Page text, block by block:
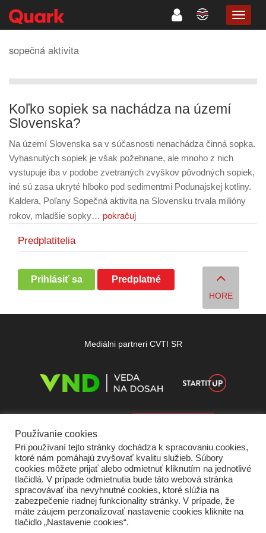
sopečná aktivita
Koľko sopiek sa nachádza na území
Slovenska?
Na území Slovenska sa v súčasnosti nenachádza činná sopka.
Vyhasnutých sopiek je však požehnane, ale mnoho z nich
vystupuje iba v podobe zvetraných zvyškov pôvodných sopiek,
iné sú zasa ukryté hlboko pod sedimentmi Podunajskej kotliny.
Kaldera, Poľany Sopečná aktivita na Slovensku trvala milióny
rokov, mladšie sopky… pokračuj
Predplatitelia
Prihlásiť sa Predplatné
HORE
Mediálni partneri CVTI SR
Domov O nás Kontakt Vydavateľ
Používanie cookies
Pri používaní tejto stránky dochádza k spracovaniu cookies,
ktoré nám pomáhajú zvyšovať kvalitu služieb. Súbory
cookies môžete prijať alebo odmietnuť kliknutím na jednotlivé
tlačidlá. V prípade odmietnutia bude táto webová stránka
spracovávať iba nevyhnutné cookies, ktoré slúžia na
zabezpečenie riadnej funkcionality stránky. V prípade, že
máte záujem perzonalizovať nastavenie cookies kliknite na
tlačidlo „Nastavenie cookies“.